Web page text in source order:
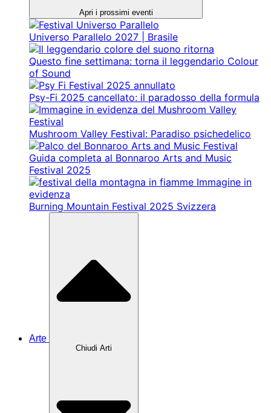
Apri i prossimi eventi
Universo Parallelo 2027 | Brasile
Questo fine settimana: torna il leggendario Colour
of Sound
Psy-Fi 2025 cancellato: il paradosso della formula
Mushroom Valley Festival: Paradiso psichedelico
Guida completa al Bonnaroo Arts and Music
Festival 2025
Burning Mountain Festival 2025 Svizzera
Arte
Chiudi Arti